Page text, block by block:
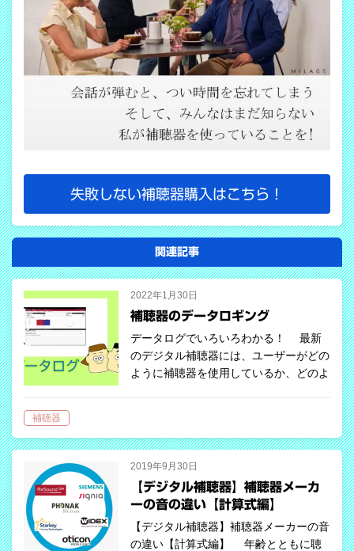
失敗しない補聴器購入はこちら！
関連記事
2022年1月30日
補聴器のデータロギング
データログでいろいろわかる！ 最新
のデジタル補聴器には、ユーザーがどの
ように補聴器を使用しているか、どのよ
する専…
補聴器
2019年9月30日
【デジタル補聴器】補聴器メーカ
ーの音の違い【計算式編】
【デジタル補聴器】補聴器メーカーの音
の違い【計算式編】 年齢とともに聴